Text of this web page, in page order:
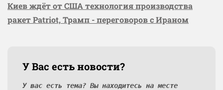
Киев ждёт от США технология производства
ракет Patriot, Трамп - переговоров с Ираном
У Вас есть новости?
У вас есть тема? Вы находитесь на месте